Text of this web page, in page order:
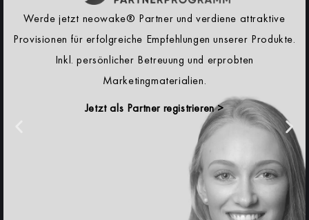
Werde jetzt neowake® Partner und verdiene attraktive
Provisionen für erfolgreiche Empfehlungen unserer Produkte.
Inkl. persönlicher Betreuung und erprobten
Marketingmaterialien.
Jetzt als Partner registrieren >